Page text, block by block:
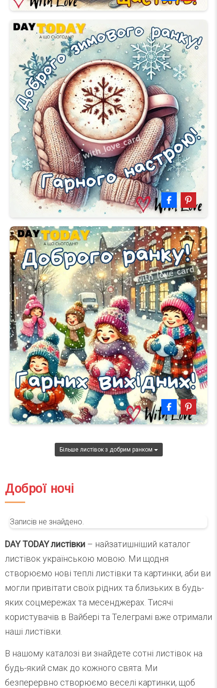
Більше листівок з добрим ранком
Доброї ночі
Записів не знайдено.
DAY TODAY листівки – найзатишніший каталог
листівок українською мовою. Ми щодня
створюємо нові теплі листівки та картинки, аби ви
могли привітати своїх рідних та близьких в будь-
яких соцмережах та месенджерах. Тисячі
користувачів в Вайбері та Телеграмі вже отримали
наші листівки.
В нашому каталозі ви знайдете сотні листівок на
будь-який смак до кожного свята. Ми
безперервно створюємо веселі картинки, щоб